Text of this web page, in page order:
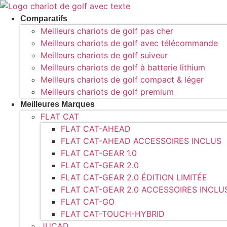
Aller
Comparatifs
Meilleurs chariots de golf pas cher
Meilleurs chariots de golf avec télécommande
Meilleurs chariots de golf suiveur
Meilleurs chariots de golf à batterie lithium
Meilleurs chariots de golf compact & léger
Meilleurs chariots de golf premium
Meilleures Marques
FLAT CAT
FLAT CAT-AHEAD
FLAT CAT-AHEAD ACCESSOIRES INCLUS
FLAT CAT-GEAR 1.0
FLAT CAT-GEAR 2.0
FLAT CAT-GEAR 2.0 ÉDITION LIMITÉE
FLAT CAT-GEAR 2.0 ACCESSOIRES
FLAT CAT-GO
FLAT CAT-TOUCH-HYBRID